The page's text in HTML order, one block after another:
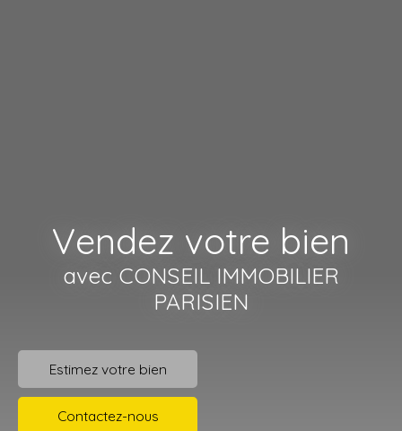
Vendez votre bien
avec CONSEIL IMMOBILIER
PARISIEN
Estimez votre bien
Contactez-nous